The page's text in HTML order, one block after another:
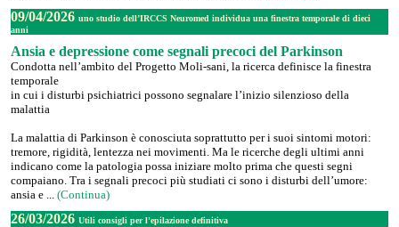
09/04/2026 uno studio dell’IRCCS Neuromed individua una finestra temporale di dieci
anni
Ansia e depressione come segnali precoci del Parkinson
Condotta nell’ambito del Progetto Moli-sani, la ricerca definisce la finestra
temporale
in cui i disturbi psichiatrici possono segnalare l’inizio silenzioso della
malattia
La malattia di Parkinson è conosciuta soprattutto per i suoi sintomi motori:
tremore, rigidità, lentezza nei movimenti. Ma le ricerche degli ultimi anni
indicano come la patologia possa iniziare molto prima che questi segni
compaiano. Tra i segnali precoci più studiati ci sono i disturbi dell’umore:
ansia e ... (Continua)
26/03/2026 Utili consigli per l'epilazione definitiva